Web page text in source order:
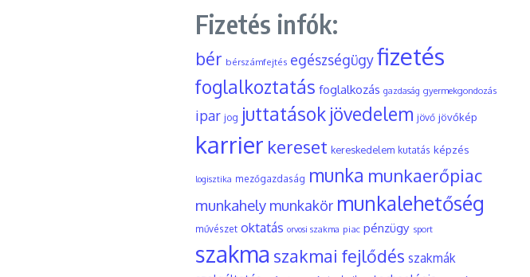
Fizetés infók:
bér bérszámfejtés egészségügyfizetés
foglalkoztatás foglalkozás gazdaság gyermekgondozás
ipar jog juttatások jövedelem jövő jövőkép
karrier kereset kereskedelem kutatás képzés
logisztika mezőgazdaság munka munkaerőpiac
munkahely munkakör munkalehetőség
művészet oktatás orvosi szakma piac pénzügy sport
szakma szakmai fejlődés szakmák